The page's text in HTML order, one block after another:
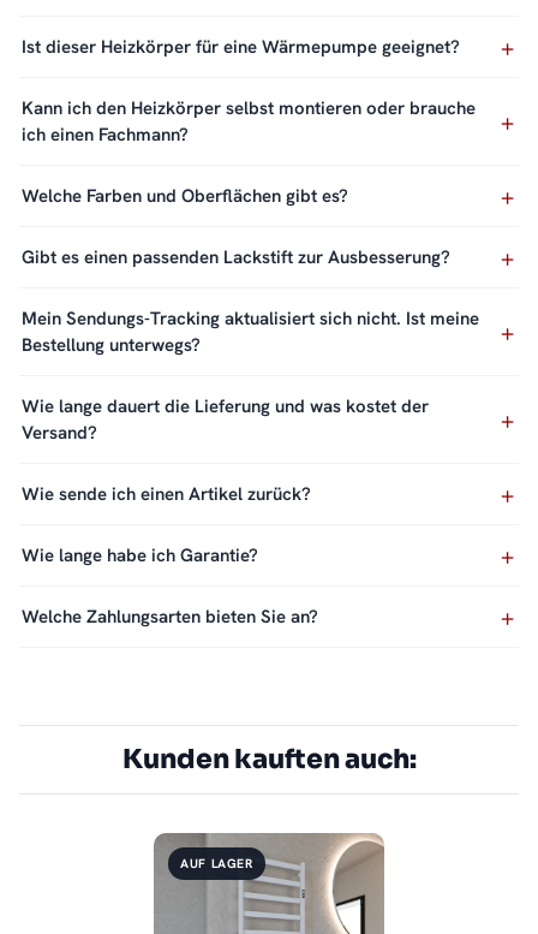
Ist dieser Heizkörper für eine Wärmepumpe geeignet?
Kann ich den Heizkörper selbst montieren oder brauche
ich einen Fachmann?
Welche Farben und Oberflächen gibt es?
Gibt es einen passenden Lackstift zur Ausbesserung?
Mein Sendungs-Tracking aktualisiert sich nicht. Ist meine
Bestellung unterwegs?
Wie lange dauert die Lieferung und was kostet der
Versand?
Wie sende ich einen Artikel zurück?
Wie lange habe ich Garantie?
Welche Zahlungsarten bieten Sie an?
Kunden kauften auch:
AUF LAGER